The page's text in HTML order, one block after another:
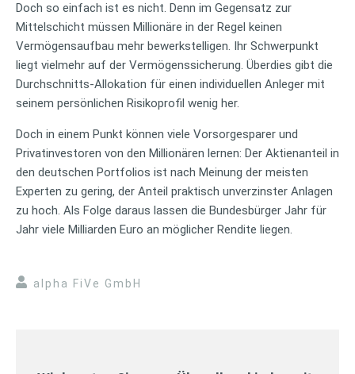
Doch so einfach ist es nicht. Denn im Gegensatz zur
Mittelschicht müssen Millionäre in der Regel keinen
Vermögensaufbau mehr bewerkstelligen. Ihr Schwerpunkt
liegt vielmehr auf der Vermögenssicherung. Überdies gibt die
Durchschnitts-Allokation für einen individuellen Anleger mit
seinem persönlichen Risikoprofil wenig her.
Doch in einem Punkt können viele Vorsorgesparer und
Privatinvestoren von den Millionären lernen: Der Aktienanteil in
den deutschen Portfolios ist nach Meinung der meisten
Experten zu gering, der Anteil praktisch unverzinster Anlagen
zu hoch. Als Folge daraus lassen die Bundesbürger Jahr für
Jahr viele Milliarden Euro an möglicher Rendite liegen.
alpha FiVe GmbH